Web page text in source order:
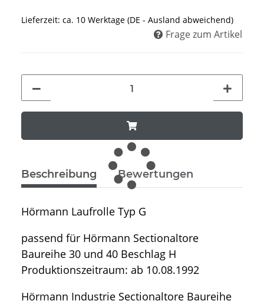
Lieferzeit: ca. 10 Werktage (DE - Ausland abweichend)
Frage zum Artikel
Beschreibung Bewertungen
Hörmann Laufrolle Typ G
passend für Hörmann Sectionaltore
Baureihe 30 und 40 Beschlag H
Produktionszeitraum: ab 10.08.1992
Hörmann Industrie Sectionaltore Baureihe